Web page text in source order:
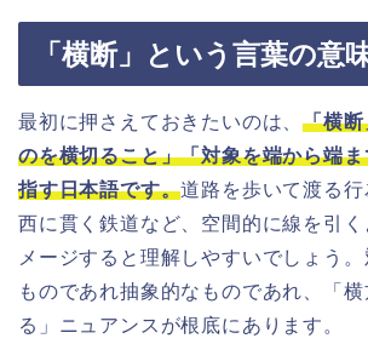
「横断」という言葉の意
最初に押さえておきたいのは、「横
のを横切ること」「対象を端から端
指す日本語です。道路を歩いて渡る
西に貫く鉄道など、空間的に線を引く
メージすると理解しやすいでしょう
ものであれ抽象的なものであれ、「
る」ニュアンスが根底にあります。